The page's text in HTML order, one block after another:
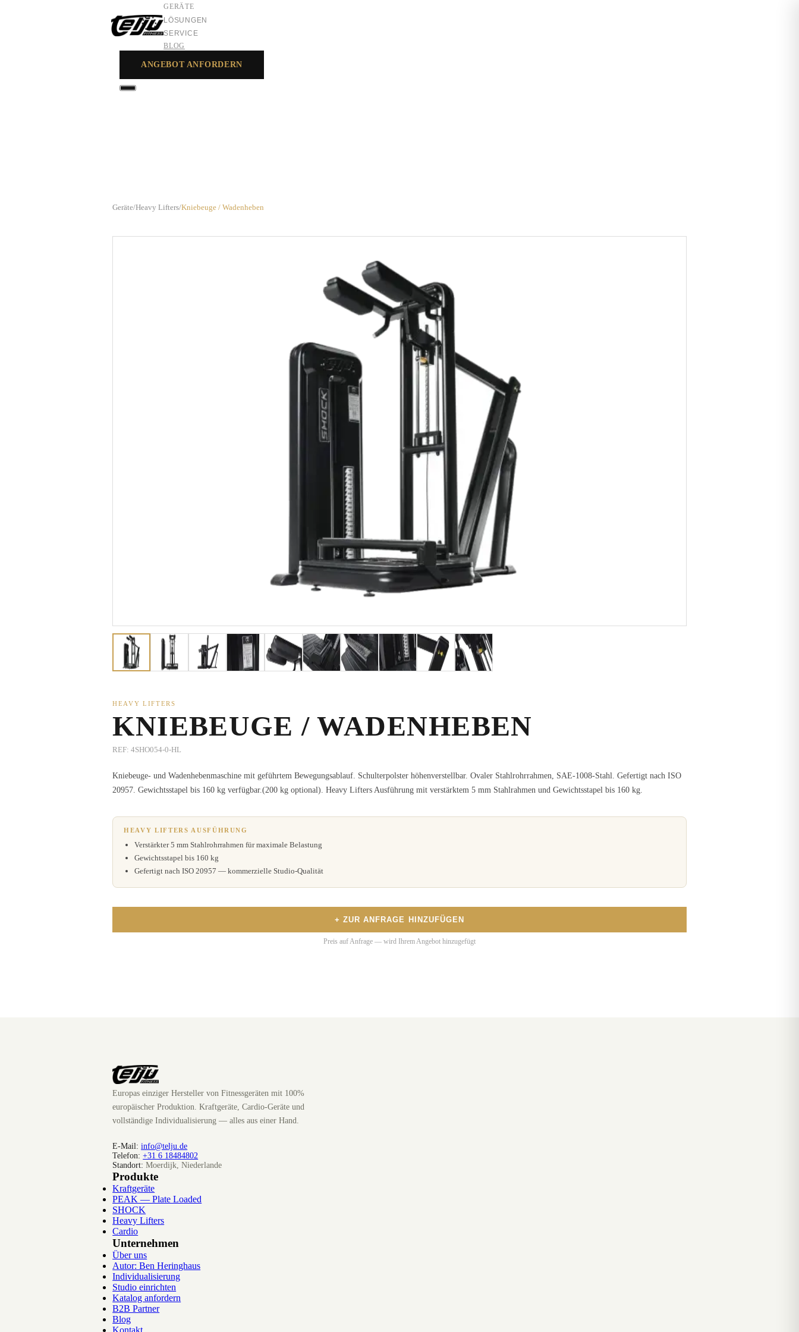
GERÄTE
LÖSUNGEN
SERVICE
BLOG
ANGEBOT ANFORDERN
Geräte/Heavy Lifters/Kniebeuge / Wadenheben
HEAVY LIFTERS
KNIEBEUGE / WADENHEBEN
REF:4SHO054-0-HL
Kniebeuge- und Wadenhebenmaschine mit geführtem Bewegungsablauf. Schulterpolster höhenverstellbar. Ovaler Stahlrohrrahmen, SAE-1008-Stahl. Gefertigt nach ISO
20957. Gewichtsstapel bis 160 kg verfügbar.(200 kg optional). Heavy Lifters Ausführung mit verstärktem 5 mm Stahlrahmen und Gewichtsstapel bis 160 kg.
HEAVY LIFTERS AUSFÜHRUNG
Verstärkter 5 mm Stahlrohrrahmen für maximale Belastung
Gewichtsstapel bis 160 kg
Gefertigt nach ISO 20957 — kommerzielle Studio-Qualität
+ ZUR ANFRAGE HINZUFÜGEN
Preis auf Anfrage — wird Ihrem Angebot hinzugefügt
Europas einziger Hersteller von Fitnessgeräten mit 100%
europäischer Produktion. Kraftgeräte, Cardio-Geräte und
vollständige Individualisierung — alles aus einer Hand.
E-Mail: info@telju.de
Telefon: +31 6 18484802
Standort: Moerdijk, Niederlande
Produkte
Kraftgeräte
PEAK — Plate Loaded
SHOCK
Heavy Lifters
Cardio
Unternehmen
Über uns
Autor: Ben Heringhaus
Individualisierung
Studio einrichten
Katalog anfordern
B2B Partner
Blog
Kontakt